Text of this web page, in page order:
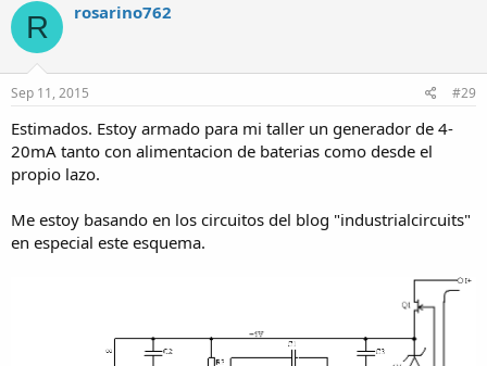
R rosarino762
Sep 11, 2015 #29
Estimados. Estoy armado para mi taller un generador de 4-
20mA tanto con alimentacion de baterias como desde el
propio lazo.
Me estoy basando en los circuitos del blog "industrialcircuits"
en especial este esquema.